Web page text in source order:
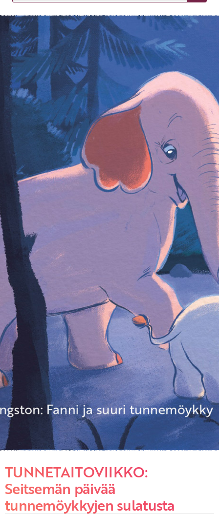
KIRJAUDU SISÄÄN
Etkö ole vielä asiakkaamme?
Luo asiakastili tästä!
TUNNETAITOVIIKKO:
Seitsemän päivää
tunnemöykkyjen sulatusta